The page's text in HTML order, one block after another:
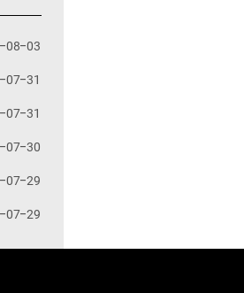
08-03
07-31
07-31
07-30
07-29
07-29